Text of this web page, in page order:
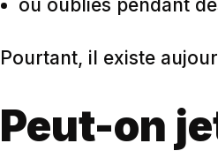
ou oubliés pendant
Pourtant, il existe
Peut-on